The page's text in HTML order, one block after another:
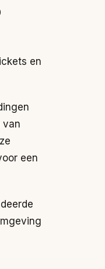
en
van
een